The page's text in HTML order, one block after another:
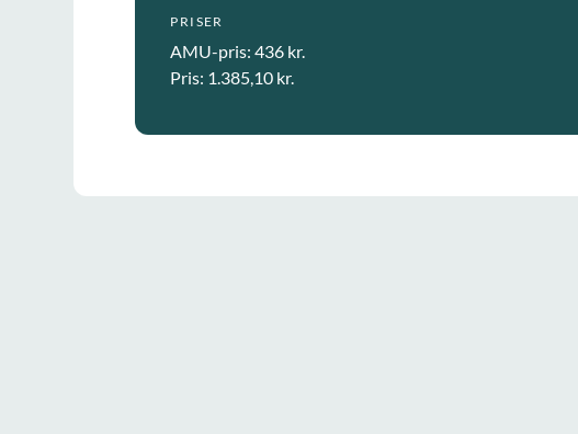
PRISER
AMU-pris: 436 kr.
Pris: 1.385,10 kr.